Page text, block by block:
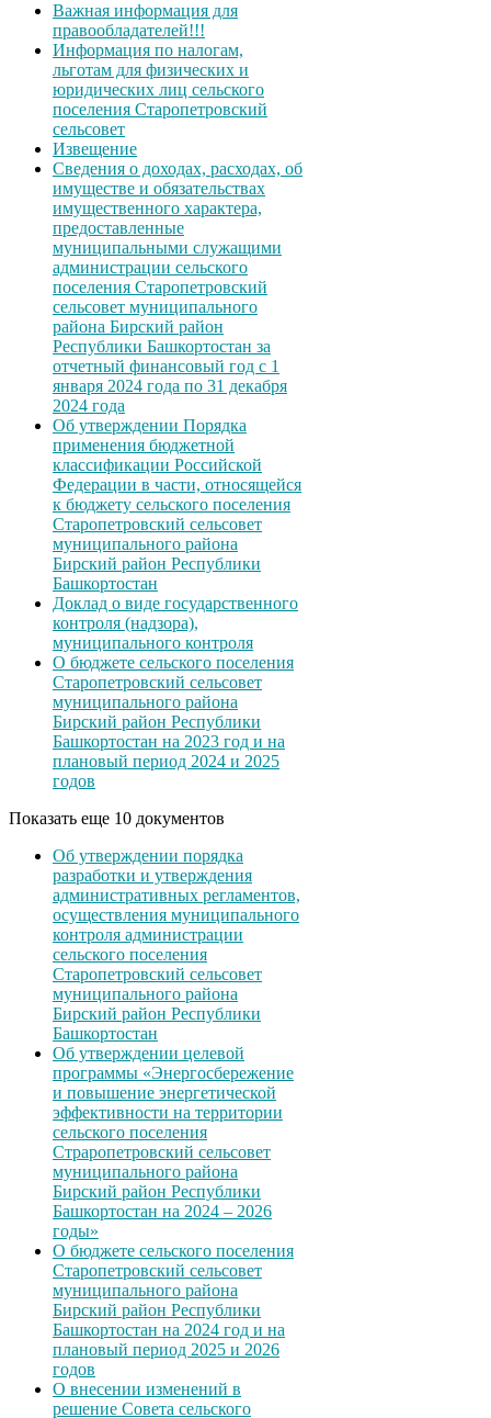
Важная информация для
правообладателей!!!
Информация по налогам,
льготам для физических и
юридических лиц сельского
поселения Старопетровский
сельсовет
Извещение
Сведения о доходах, расходах, об
имуществе и обязательствах
имущественного характера,
предоставленные
муниципальными служащими
администрации сельского
поселения Старопетровский
сельсовет муниципального
района Бирский район
Республики Башкортостан за
отчетный финансовый год с 1
января 2024 года по 31 декабря
2024 года
Об утверждении Порядка
применения бюджетной
классификации Российской
Федерации в части, относящейся
к бюджету сельского поселения
Старопетровский сельсовет
муниципального района
Бирский район Республики
Башкортостан
Доклад о виде государственного
контроля (надзора),
муниципального контроля
О бюджете сельского поселения
Старопетровский сельсовет
муниципального района
Бирский район Республики
Башкортостан на 2023 год и на
плановый период 2024 и 2025
годов
Показать еще 10 документов
Об утверждении порядка
разработки и утверждения
административных регламентов,
осуществления муниципального
контроля администрации
сельского поселения
Старопетровский сельсовет
муниципального района
Бирский район Республики
Башкортостан
Об утверждении целевой
программы «Энергосбережение
и повышение энергетической
эффективности на территории
сельского поселения
Страропетровский сельсовет
муниципального района
Бирский район Республики
Башкортостан на 2024 – 2026
годы»
О бюджете сельского поселения
Старопетровский сельсовет
муниципального района
Бирский район Республики
Башкортостан на 2024 год и на
плановый период 2025 и 2026
годов
О внесении изменений в
решение Совета сельского